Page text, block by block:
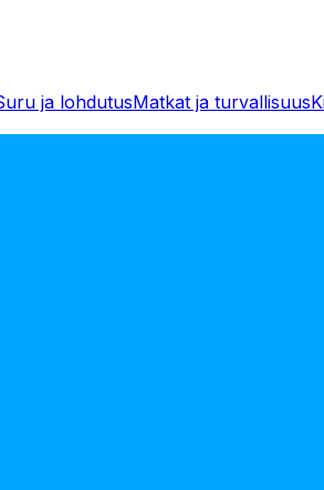
ja lohdutusMatkat ja turvallisuus